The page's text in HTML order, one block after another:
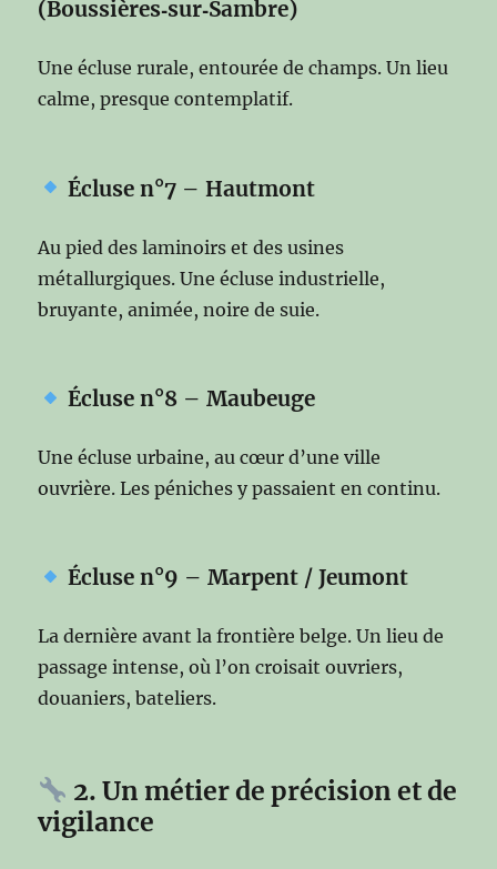
(Boussières‑sur‑Sambre)
Une écluse rurale, entourée de champs. Un lieu
calme, presque contemplatif.
Écluse n°7 – Hautmont
Au pied des laminoirs et des usines
métallurgiques. Une écluse industrielle,
bruyante, animée, noire de suie.
Écluse n°8 – Maubeuge
Une écluse urbaine, au cœur d’une ville
ouvrière. Les péniches y passaient en continu.
Écluse n°9 – Marpent / Jeumont
La dernière avant la frontière belge. Un lieu de
passage intense, où l’on croisait ouvriers,
douaniers, bateliers.
2. Un métier de précision et de
vigilance